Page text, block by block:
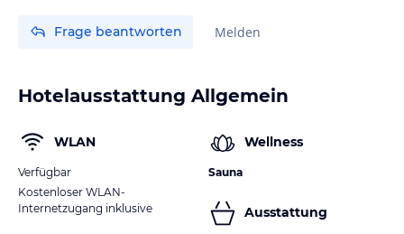
Frage beantworten Melden
Hotelausstattung Allgemein
WLAN
Verfügbar
Kostenloser WLAN-
Internetzugang inklusive
Wellness
Sauna
Ausstattung